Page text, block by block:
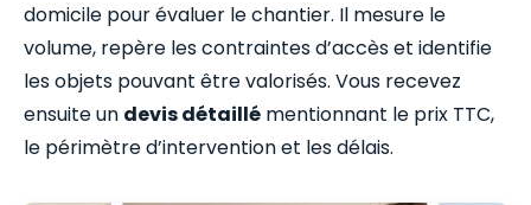
domicile pour évaluer le chantier. Il mesure le
volume, repère les contraintes d’accès et identifie
les objets pouvant être valorisés. Vous recevez
ensuite un devis détaillé mentionnant le prix TTC,
le périmètre d’intervention et les délais.